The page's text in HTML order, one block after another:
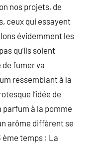
nos projets, de
ceux qui essayent
évidemment les
qu’ils soient
de fumer va
ressemblant à la
l’idée de
à la pomme
arôme différent se
ème temps : La